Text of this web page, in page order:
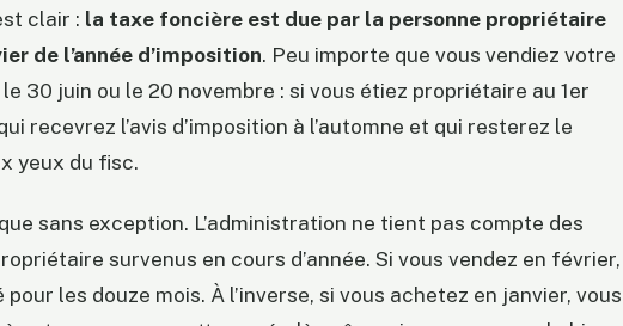
clair : la taxe foncière est due par la personne propriétaire
de l’année d’imposition. Peu importe que vous vendiez votre
30 juin ou le 20 novembre : si vous étiez propriétaire au 1er
recevrez l’avis d’imposition à l’automne et qui resterez le
yeux du fisc.
sans exception. L’administration ne tient pas compte des
survenus en cours d’année. Si vous vendez en février,
les douze mois. À l’inverse, si vous achetez en janvier, vous